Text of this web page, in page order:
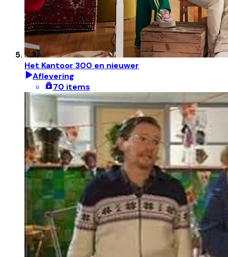
Het Kantoor 300 en nieuwer
Aflevering
70 items